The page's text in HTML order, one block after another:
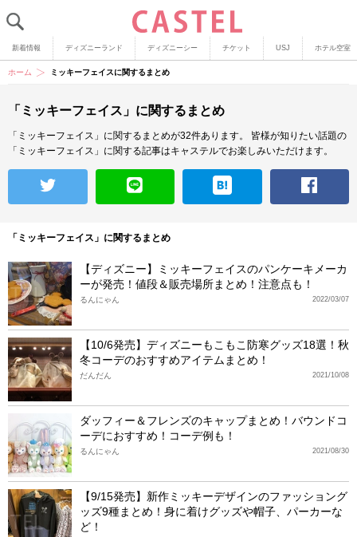
新着情報 ディズニーランド ディズニーシー チケット USJ ホテル空室
ホーム ミッキーフェイスに関するまとめ
「ミッキーフェイス」に関するまとめ
「ミッキーフェイス」に関するまとめが32件あります。
皆様が知りたい話題の
「ミッキーフェイス」に関する記事はキャステルでお楽しみいただけます。
「ミッキーフェイス」に関するまとめ
【ディズニー】ミッキーフェイスのパンケーキメーカ
ーが発売！値段＆販売場所まとめ！注意点も！
2022/03/07
るんにゃん
【10/6発売】ディズニーもこもこ防寒グッズ18選！秋
冬コーデのおすすめアイテムまとめ！
2021/10/08
だんだん
ダッフィー＆フレンズのキャップまとめ！バウンドコ
ーデにおすすめ！コーデ例も！
2021/08/30
るんにゃん
【9/15発売】新作ミッキーデザインのファッショング
ッズ9種まとめ！身に着けグッズや帽子、パーカーな
ど！